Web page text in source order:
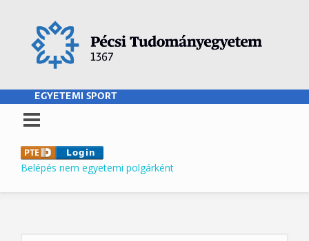
EGYETEMI SPORT
Belépés nem egyetemi polgárként